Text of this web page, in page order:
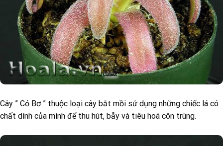
Cây ” Cỏ Bơ ” thuộc loại cây bắt mồi sử dụng những chiếc lá có
chất dính của mình để thu hút, bẫy và tiêu hoá côn trùng.